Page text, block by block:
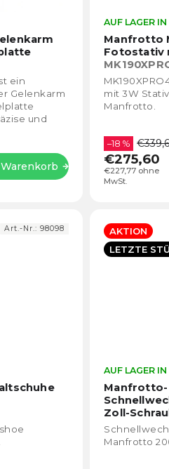
durchschnittliche
Produktbewertung
ein
Gelenkarm
und
Manfrotto
Fotostativ
AUF LAGER IN
€227,77 ohne
MwSt.
–18 %
€275,60
mit 3W
Manfrotto.
durchschnittliche
Produktbewertung
Art.-Nr.:98098
AKTION
LETZTE
Manfrotto-
Zoll-
AUF LAGER IN
Manfrotto